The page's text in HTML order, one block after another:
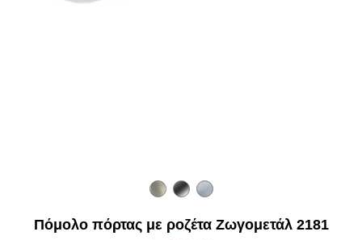
Πόμολο πόρτας με ροζέτα Ζωγομετάλ 2181